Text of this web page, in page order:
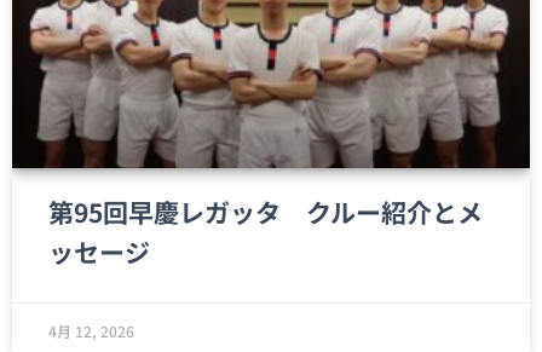
第95回早慶レガッタ クルー紹介とメ
ッセージ
4月 12, 2026